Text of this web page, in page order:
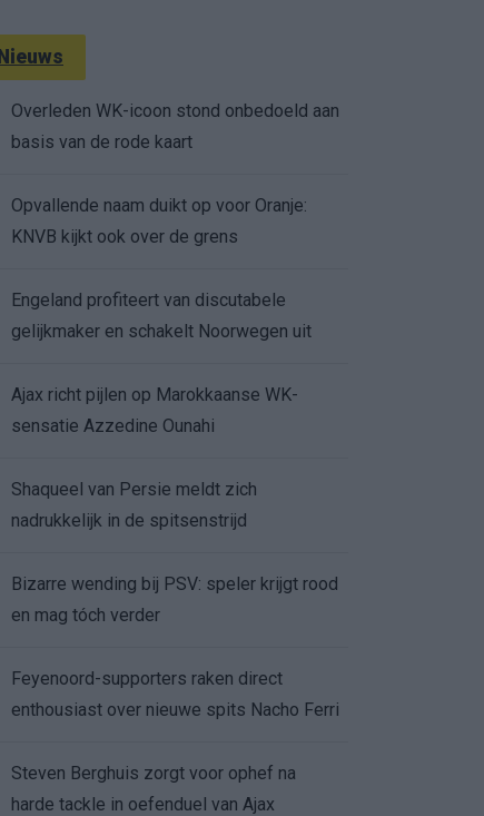
Nieuws
Overleden WK-icoon stond onbedoeld aan
basis van de rode kaart
Opvallende naam duikt op voor Oranje:
KNVB kijkt ook over de grens
Engeland profiteert van discutabele
gelijkmaker en schakelt Noorwegen uit
Ajax richt pijlen op Marokkaanse WK-
sensatie Azzedine Ounahi
Shaqueel van Persie meldt zich
nadrukkelijk in de spitsenstrijd
Bizarre wending bij PSV: speler krijgt rood
en mag tóch verder
Feyenoord-supporters raken direct
enthousiast over nieuwe spits Nacho Ferri
Steven Berghuis zorgt voor ophef na
harde tackle in oefenduel van Ajax